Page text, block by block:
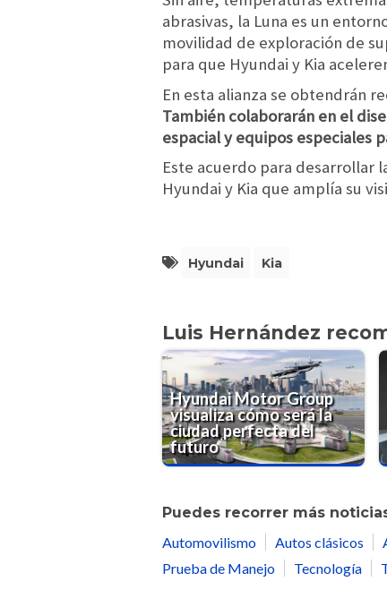
abrasivas, la Luna es un
movilidad de exploración de
para que Hyundai y Kia
En esta alianza se obtendrán
También colaborarán en el
espacial y equipos especiales
Este acuerdo para desarrollar
Hyundai y Kia que amplía su
Hyundai Kia
Luis Hernández
Hyundai Motor Group
visualiza cómo será la
ciudad perfecta del
futuro
Puedes recorrer más
Automovilismo
Autos clásicos
Prueba de Manejo
Tecnología